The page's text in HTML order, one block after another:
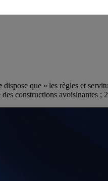
dispose que « les règles et
constructions avoisinantes